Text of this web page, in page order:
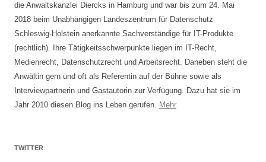
die Anwaltskanzlei Diercks in Hamburg und war bis zum 24. Mai
2018 beim Unabhängigen Landeszentrum für Datenschutz
Schleswig-Holstein anerkannte Sachverständige für IT-Produkte
(rechtlich). Ihre Tätigkeitsschwerpunkte liegen im IT-Recht,
Medienrecht, Datenschutzrecht und Arbeitsrecht. Daneben steht die
Anwältin gern und oft als Referentin auf der Bühne sowie als
Interviewpartnerin und Gastautorin zur Verfügung. Dazu hat sie im
Jahr 2010 diesen Blog ins Leben gerufen. Mehr
TWITTER